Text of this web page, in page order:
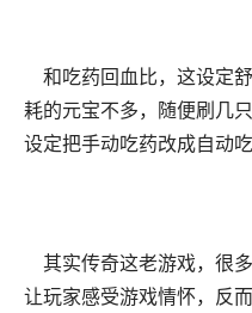
和吃药回血比，这设定
耗的元宝不多，随便刷几
设定把手动吃药改成自动
其实传奇这老游戏，很
让玩家感受游戏情怀，反